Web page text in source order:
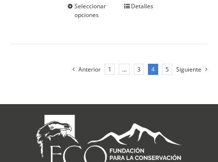
Seleccionar
opciones
Este
opciones
se
en
página
de
producto
Detalles
Anterior 1 … 3 4 5 Siguiente